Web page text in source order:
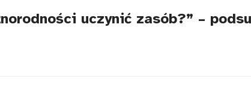
uczynić zasób?” –